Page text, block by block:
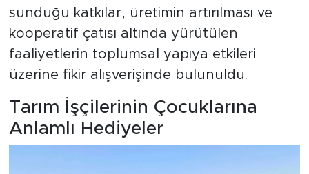
sunduğu katkılar, üretimin artırılması ve
kooperatif çatısı altında yürütülen
faaliyetlerin toplumsal yapıya etkileri
üzerine fikir alışverişinde bulunuldu.
Tarım İşçilerinin Çocuklarına
Anlamlı Hediyeler